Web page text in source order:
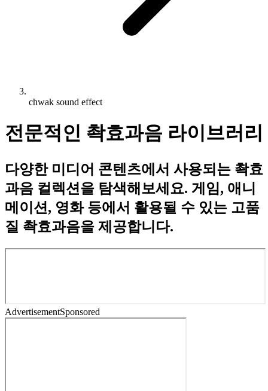
chwak sound effect
전문적인 촥효과음 라이브러리
다양한 미디어 콘텐츠에서 사용되는 촥효
과음 컬렉션을 탐색해보세요. 게임, 애니
메이션, 영화 등에서 활용될 수 있는 고품
질 촥효과음을 제공합니다.
AdvertisementSponsored